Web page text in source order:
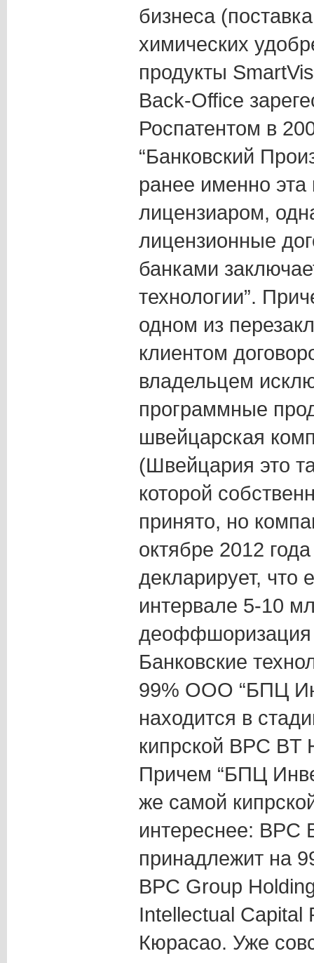
бизнеса
химических
продукты
Back-Office
Роспатентом в
“Банковский
ранее именно
лицензиаром,
лицензионные
банками
технологии”.
одном из
клиентом
владельцем
программные
швейцарская
(Швейцария это
которой
принято, но
октябре 2012
декларирует, что
интервале 5-10
Банковские
99% ООО “БПЦ
находится в
кипрской BPC BT
Причем “БПЦ
же самой
интереснее: BPC
принадлежит на
BPC Group
Intellectual Capital
Кюрасао. Уже